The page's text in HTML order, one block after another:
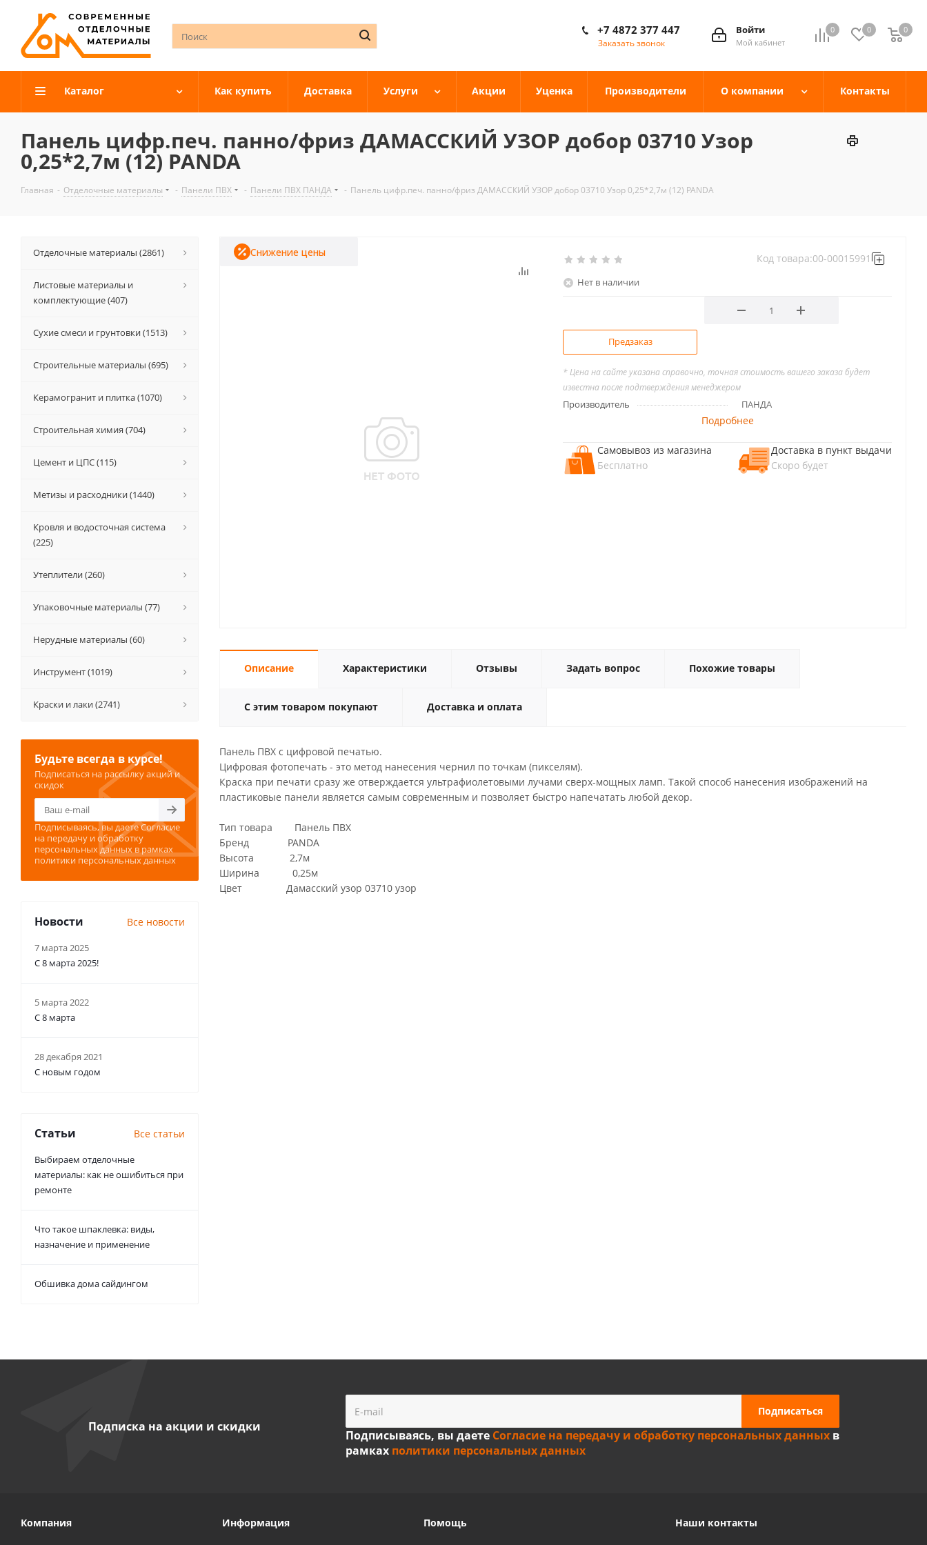
0 0 0
Войти
Мой кабинет
+7 4872 377 447
Заказать звонок
Каталог Как купить Доставка Услуги Акции Уценка Производители О компании Контакты
Панель цифр.печ. панно/фриз ДАМАССКИЙ УЗОР добор 03710 Узор
0,25*2,7м (12) PANDA
Главная - Отделочные материалы - Панели ПВХ - Панели ПВХ ПАНДА - Панель цифр.печ. панно/фриз ДАМАССКИЙ УЗОР добор 03710 Узор 0,25*2,7м (12) PANDA
Нет в наличии
Код товара:00-00015991
Снижение цены
Предзаказ
* Цена на сайте указана справочно, точная стоимость вашего заказа будет
известна после подтверждения менеджером
Производитель ПАНДА
Подробнее
Самовывоз из магазина
Бесплатно
Доставка в пункт выдачи
Скоро будет
Описание Характеристики Отзывы Задать вопрос Похожие товары
С этим товаром покупают Доставка и оплата
Панель ПВХ с цифровой печатью.
Цифровая фотопечать - это метод нанесения чернил по точкам (пикселям).
Краска при печати сразу же отверждается ультрафиолетовыми лучами сверх-мощных ламп. Такой способ нанесения изображений на
пластиковые панели является самым современным и позволяет быстро напечатать любой декор.
Тип товара Панель ПВХ
Бренд PANDA
Высота 2,7м
Ширина 0,25м
Цвет Дамасский узор 03710 узор
Отделочные материалы (2861)
Листовые материалы и
комплектующие (407)
Сухие смеси и грунтовки (1513)
Строительные материалы (695)
Керамогранит и плитка (1070)
Строительная химия (704)
Цемент и ЦПС (115)
Метизы и расходники (1440)
Кровля и водосточная система
(225)
Утеплители (260)
Упаковочные материалы (77)
Нерудные материалы (60)
Инструмент (1019)
Краски и лаки (2741)
Будьте всегда в курсе!
Подписаться на рассылку акций и
скидок
Подписываясь, вы даетеСогласие
на передачу и обработку
персональных данных в рамках
политики персональных данных
Новости Все новости
7 марта 2025
С 8 марта 2025!
5 марта 2022
С 8 марта
28 декабря 2021
С новым годом
Статьи Все статьи
Выбираем отделочные
материалы: как не ошибиться при
ремонте
Что такое шпаклевка: виды,
назначение и применение
Обшивка дома сайдингом
Подписка на акции и скидки
Подписываясь, вы даете Согласие на передачу и обработку персональных данныхв
рамках политики персональных данных
Компания Информация Помощь Наши контакты